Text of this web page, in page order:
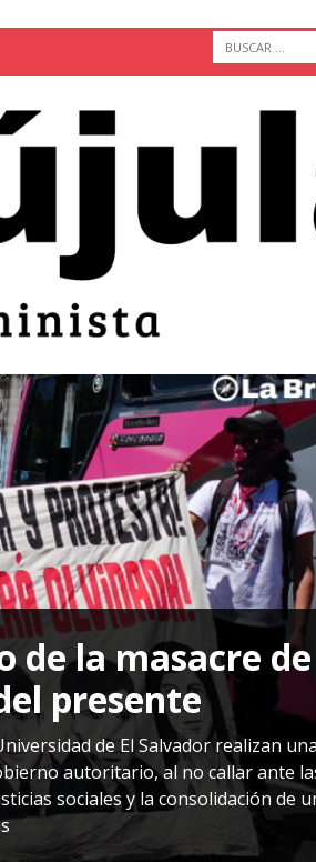
de
la masacre
presente
de El Salvador realizan
autoritario, al no callar ante
sociales y la consolidación de